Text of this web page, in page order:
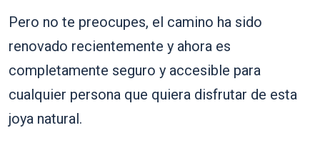
Pero no te preocupes, el camino ha sido
renovado recientemente y ahora es
completamente seguro y accesible para
cualquier persona que quiera disfrutar de esta
joya natural.